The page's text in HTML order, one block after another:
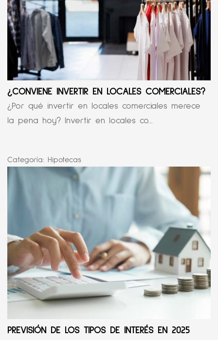
¿CONVIENE INVERTIR EN LOCALES COMERCIALES?
¿Por qué invertir en locales comerciales merece
la pena hoy? Invertir en locales co...
Categoría: Hipotecas
PREVISIÓN DE LOS TIPOS DE INTERÉS EN 2025